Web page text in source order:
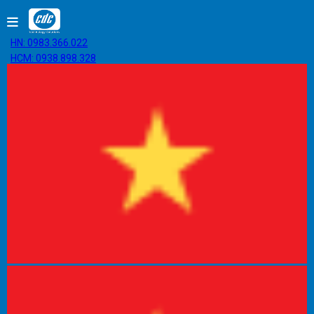
HN: 0983.366.022
HCM: 0938.898.328